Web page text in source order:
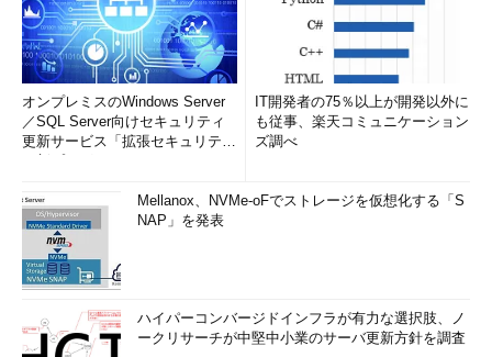
オンプレミスのWindows Server
／SQL Server向けセキュリティ
更新サービス「拡張セキュリティ
IT開発者の75％以上が開発以外に
も従事、楽天コミュニケーション
ズ調べ
Mellanox、NVMe-oFでストレージを仮想化する「S
NAP」を発表
ハイパーコンバージドインフラが有力な選択肢、ノ
ークリサーチが中堅中小業のサーバ更新方針を調査